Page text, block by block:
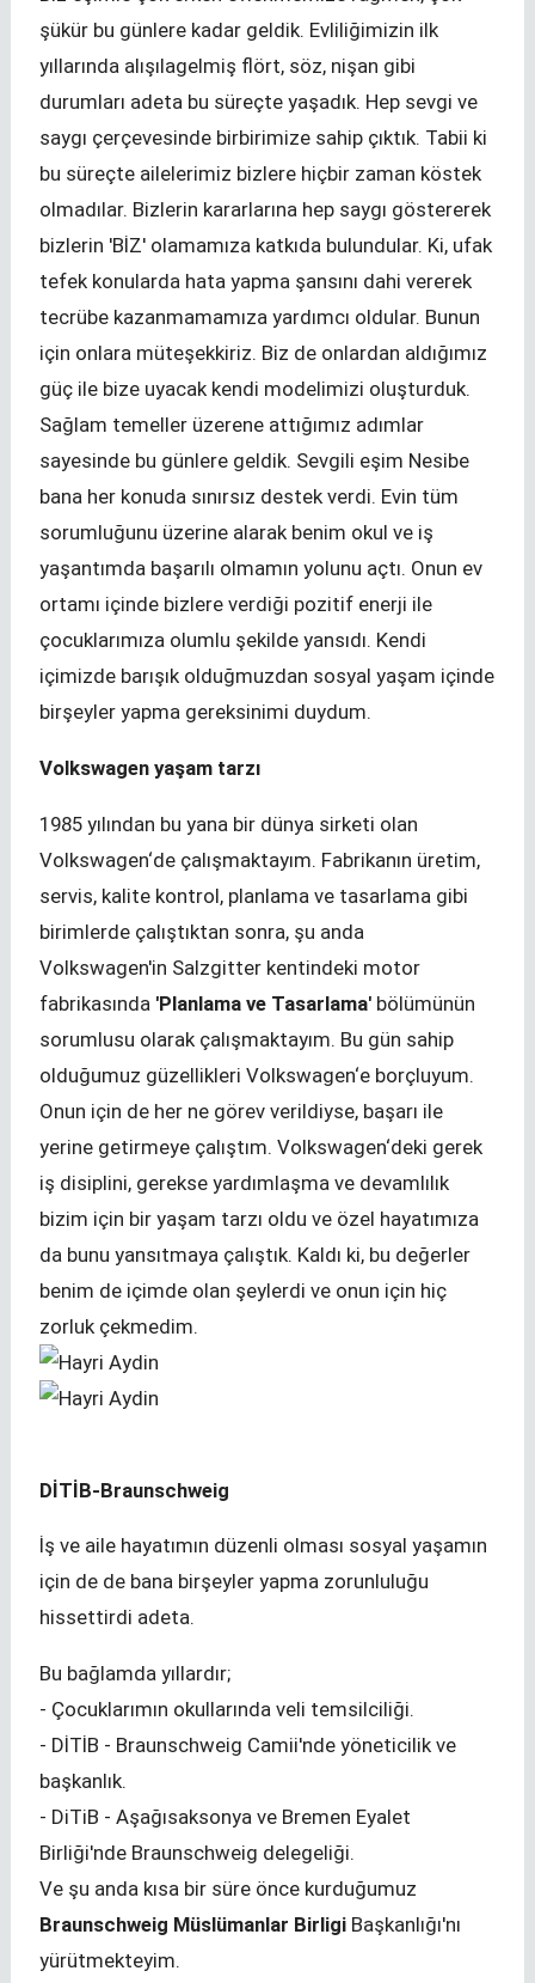
şükür bu günlere kadar geldik. Evliliğimizin ilk
yıllarında alışılagelmiş flört, söz, nişan gibi
durumları adeta bu süreçte yaşadık. Hep sevgi ve
saygı çerçevesinde birbirimize sahip çıktık. Tabii ki
bu süreçte ailelerimiz bizlere hiçbir zaman köstek
olmadılar. Bizlerin kararlarına hep saygı göstererek
bizlerin 'BİZ' olamamıza katkıda bulundular. Ki, ufak
tefek konularda hata yapma şansını dahi vererek
tecrübe kazanmamamıza yardımcı oldular. Bunun
için onlara müteşekkiriz. Biz de onlardan aldığımız
güç ile bize uyacak kendi modelimizi oluşturduk.
Sağlam temeller üzerene attığımız adımlar
sayesinde bu günlere geldik. Sevgili eşim Nesibe
bana her konuda sınırsız destek verdi. Evin tüm
sorumluğunu üzerine alarak benim okul ve iş
yaşantımda başarılı olmamın yolunu açtı. Onun ev
ortamı içinde bizlere verdiği pozitif enerji ile
çocuklarımıza olumlu şekilde yansıdı. Kendi
içimizde barışık olduğmuzdan sosyal yaşam içinde
birşeyler yapma gereksinimi duydum.
Volkswagen yaşam tarzı
1985 yılından bu yana bir dünya sirketi olan
Volkswagen‘de çalışmaktayım. Fabrikanın üretim,
servis, kalite kontrol, planlama ve tasarlama gibi
birimlerde çalıştıktan sonra, şu anda
Volkswagen'in Salzgitter kentindeki motor
fabrikasında 'Planlama ve Tasarlama' bölümünün
sorumlusu olarak çalışmaktayım. Bu gün sahip
olduğumuz güzellikleri Volkswagen‘e borçluyum.
Onun için de her ne görev verildiyse, başarı ile
yerine getirmeye çalıştım. Volkswagen‘deki gerek
iş disiplini, gerekse yardımlaşma ve devamlılık
bizim için bir yaşam tarzı oldu ve özel hayatımıza
da bunu yansıtmaya çalıştık. Kaldı ki, bu değerler
benim de içimde olan şeylerdi ve onun için hiç
zorluk çekmedim.
DİTİB-Braunschweig
İş ve aile hayatımın düzenli olması sosyal yaşamın
için de de bana birşeyler yapma zorunluluğu
hissettirdi adeta.
Bu bağlamda yıllardır;
- Çocuklarımın okullarında veli temsilciliği.
- DİTİB - Braunschweig Camii'nde yöneticilik ve
başkanlık.
- DiTiB - Aşağısaksonya ve Bremen Eyalet
Birliği'nde Braunschweig delegeliği.
Ve şu anda kısa bir süre önce kurduğumuz
Braunschweig Müslümanlar Birligi Başkanlığı'nı
yürütmekteyim.